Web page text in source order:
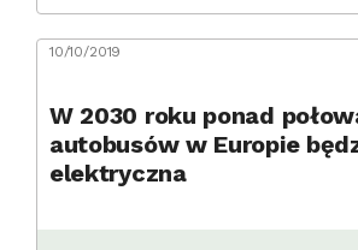
10/10/2019
W 2030 roku ponad
autobusów w Europie
elektryczna